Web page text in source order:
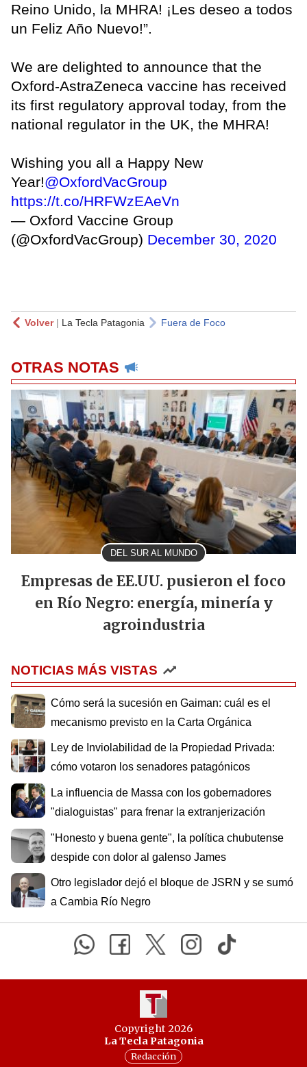
Reino Unido, la MHRA! ¡Les deseo a todos
un Feliz Año Nuevo!”.
We are delighted to announce that the
Oxford-AstraZeneca vaccine has received
its first regulatory approval today, from the
national regulator in the UK, the MHRA!
Wishing you all a Happy New
Year!@OxfordVacGroup
https://t.co/HRFWzEAeVn
— Oxford Vaccine Group
(@OxfordVacGroup) December 30, 2020
Volver| La Tecla Patagonia Fuera de Foco
OTRAS NOTAS
DEL SUR AL MUNDO
Empresas de EE.UU. pusieron el foco
en Río Negro: energía, minería y
agroindustria
NOTICIAS MÁS VISTAS
Cómo será la sucesión en Gaiman: cuál es el
mecanismo previsto en la Carta Orgánica
Ley de Inviolabilidad de la Propiedad Privada:
cómo votaron los senadores patagónicos
La influencia de Massa con los gobernadores
"dialoguistas" para frenar la extranjerización
"Honesto y buena gente", la política chubutense
despide con dolor al galenso James
Otro legislador dejó el bloque de JSRN y se sumó
a Cambia Río Negro
Copyright 2026
La Tecla Patagonia
Redacción